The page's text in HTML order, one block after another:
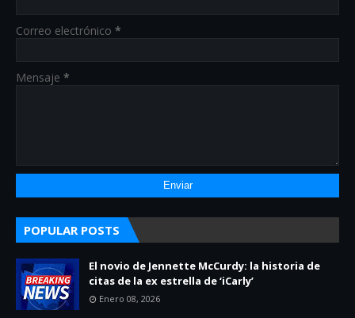
Correo electrónico *
Mensaje *
POPULAR POSTS
El novio de Jennette McCurdy: la historia de
citas de la ex estrella de ‘iCarly’
Enero 08, 2026